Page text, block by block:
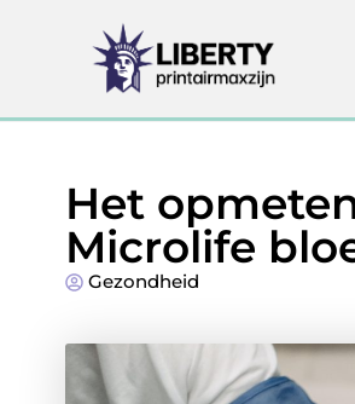
Het
Microlife
Gezondheid